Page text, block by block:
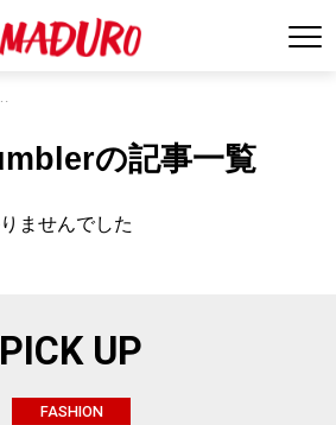
の記事一覧
ませんでした
PICK UP
FASHION